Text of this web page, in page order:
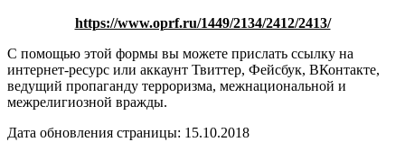
https://www.oprf.ru/1449/2134/2412/2413/
С помощью этой формы вы можете прислать ссылку на
интернет-ресурс или аккаунт Твиттер, Фейсбук, ВКонтакте,
ведущий пропаганду терроризма, межнациональной и
межрелигиозной вражды.
Дата обновления страницы: 15.10.2018